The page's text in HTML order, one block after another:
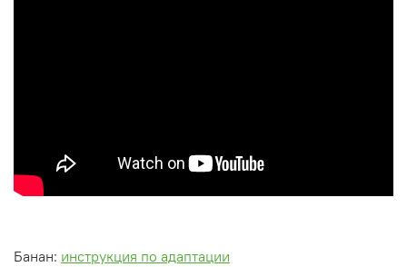
Банан: инструкция по адаптации